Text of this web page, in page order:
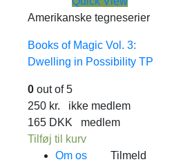
Amerikanske tegneserier
Books of Magic Vol. 3:
Dwelling in Possibility TP
0 out of 5
250 kr. ikke medlem
165 DKK medlem
Tilføj til kurv
Om os
Tilmeld